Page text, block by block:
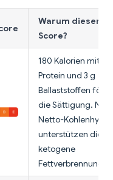
Warum dieser
Score?
180 Kalorien mit 10
Protein und 3 g
Ballaststoffen
die Sättigung. Nur
Netto-
unterstützen die
ketogene
Fettverbrennung.